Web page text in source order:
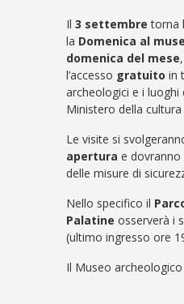
Il3 settembre torna
la Domenica al
domenica del mese
l’accesso gratuitoin
archeologici e i luoghi
Ministero della
Le visite si
apertura e dovranno
delle misure di
Nello specifico il
Palatine osserverà i
(ultimo ingresso ore
Il Museo